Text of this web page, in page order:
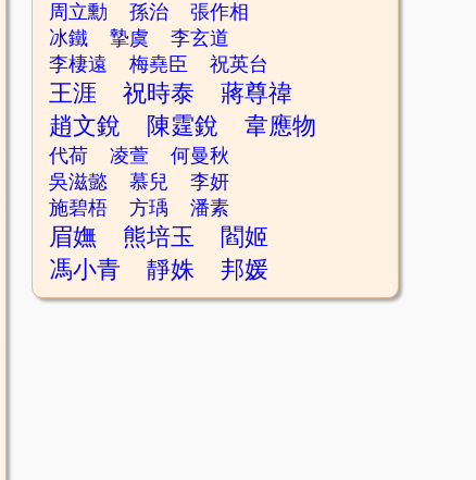
周立勳 孫治
張作相
冰鐵
摯虞
李玄道
李棲遠
梅堯臣 祝英台
王涯 祝時泰
蔣尊禕
趙文銳
陳霆銳 韋應物
代荷 凌萱
何曼秋
吳滋懿
慕兒
李妍
施碧梧
方瑀 潘素
眉嫵 熊培玉
閻姬
馮小青
靜姝 邦媛